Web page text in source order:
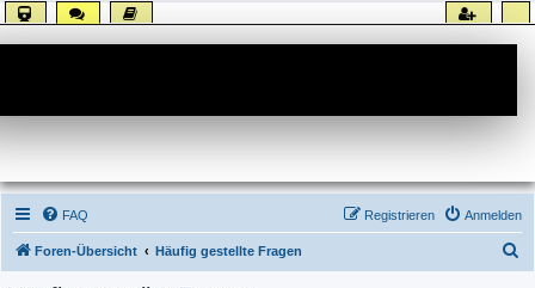
FAQ Anmelden
Registrieren
Foren-Übersicht Häufig gestellte Fragen